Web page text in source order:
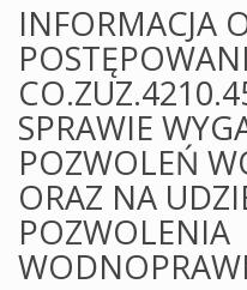
INFORMACJA
SPRAWIE
POZWOLEŃ
ORAZ NA
POZWOLENIA